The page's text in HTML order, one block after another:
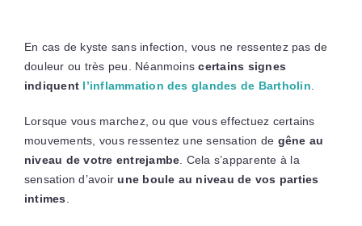
En cas de kyste sans infection, vous ne ressentez pas de
douleur ou très peu. Néanmoinscertains signes
indiquent l’inflammation des glandes de Bartholin
Lorsque vous marchez, ou que vous effectuez certains
mouvements, vous ressentez une sensation de gêne au
niveau de votre entrejambe . Cela s’apparente à la
sensation d’avoirune boule au niveau de vos parties
intimes